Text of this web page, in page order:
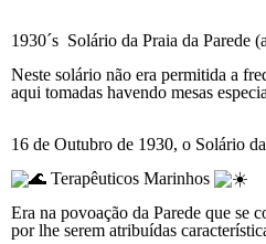
1930´s Solário da Praia da Parede
Neste solário não era permitida a
aqui tomadas havendo mesas
16 de Outubro de 1930, o Solário
Terapêuticos Marinhos
Era na povoação da Parede que se
por lhe serem atribuídas